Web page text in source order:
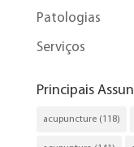
Patologias
Serviços
Principais
acupuncture(118)